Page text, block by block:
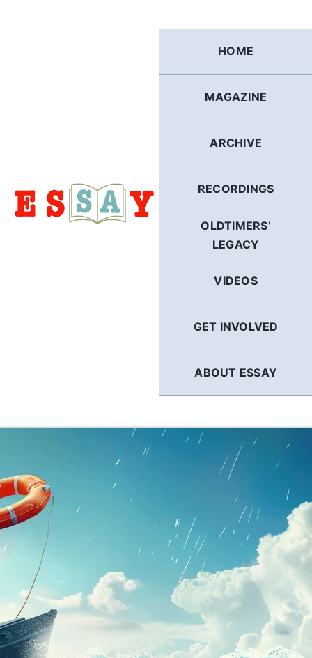
HOME
MAGAZINE
ARCHIVE
RECORDINGS
OLDTIMERS’
LEGACY
VIDEOS
GET INVOLVED
ABOUT ESSAY